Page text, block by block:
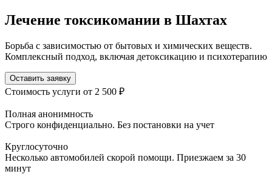
Лечение токсикомании в Шахтах
Борьба с зависимостью от бытовых и химических веществ.
Комплексный подход, включая детоксикацию и психотерапию
Оставить заявку
Стоимость услуги от 2 500 ₽
Полная анонимность
Строго конфиденциально. Без постановки на учет
Круглосуточно
Несколько автомобилей скорой помощи. Приезжаем за 30
минут